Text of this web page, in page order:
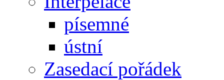
písemné
ústní
Zasedací pořádek